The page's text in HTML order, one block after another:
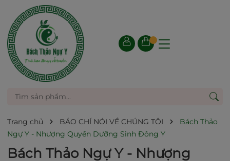
Trang chủ BÁO CHÍ NÓI VỀ CHÚNG TÔI
Bách Thảo
Ngự Y - Nhượng Quyền Dưỡng Sinh Đông Y
Bách Thảo Ngự Y - Nhượng